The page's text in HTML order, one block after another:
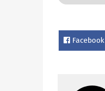
Facebook